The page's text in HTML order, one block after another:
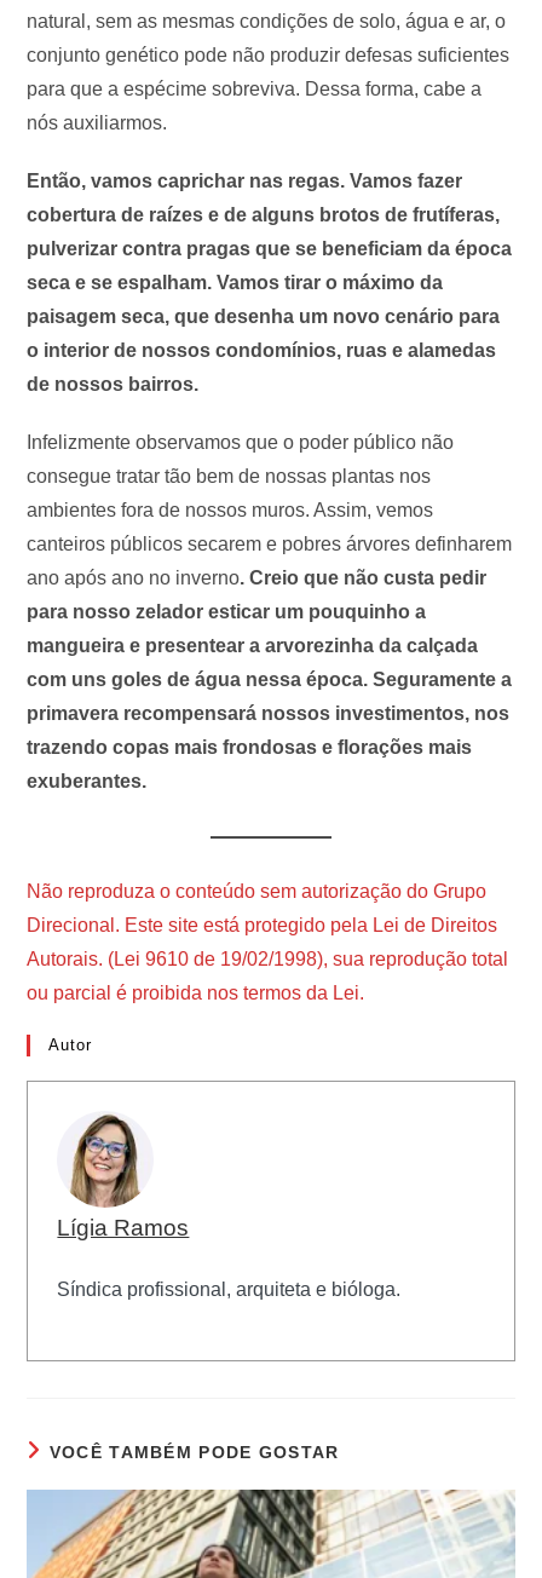
natural, sem as mesmas condições de solo, água e ar, o
conjunto genético pode não produzir defesas suficientes
para que a espécime sobreviva. Dessa forma, cabe a
nós auxiliarmos.
Então, vamos caprichar nas regas. Vamos fazer
cobertura de raízes e de alguns brotos de frutíferas,
pulverizar contra pragas que se beneficiam da época
seca e se espalham. Vamos tirar o máximo da
paisagem seca, que desenha um novo cenário para
o interior de nossos condomínios, ruas e alamedas
de nossos bairros.
Infelizmente observamos que o poder público não
consegue tratar tão bem de nossas plantas nos
ambientes fora de nossos muros. Assim, vemos
canteiros públicos secarem e pobres árvores definharem
ano após ano no inverno. Creio que não custa pedir
para nosso zelador esticar um pouquinho a
mangueira e presentear a arvorezinha da calçada
com uns goles de água nessa época. Seguramente a
primavera recompensará nossos investimentos, nos
trazendo copas mais frondosas e florações mais
exuberantes.
Não reproduza o conteúdo sem autorização do Grupo
Direcional. Este site está protegido pela Lei de Direitos
Autorais. (Lei 9610 de 19/02/1998), sua reprodução total
ou parcial é proibida nos termos da Lei.
Autor
Lígia Ramos
Síndica profissional, arquiteta e bióloga.
VOCÊ TAMBÉM PODE GOSTAR